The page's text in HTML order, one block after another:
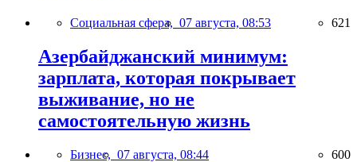
Социальная сфера, 07 августа, 08:53 621
Азербайджанский минимум:
зарплата, которая покрывает
выживание, но не
самостоятельную жизнь
Бизнес, 07 августа, 08:44 600